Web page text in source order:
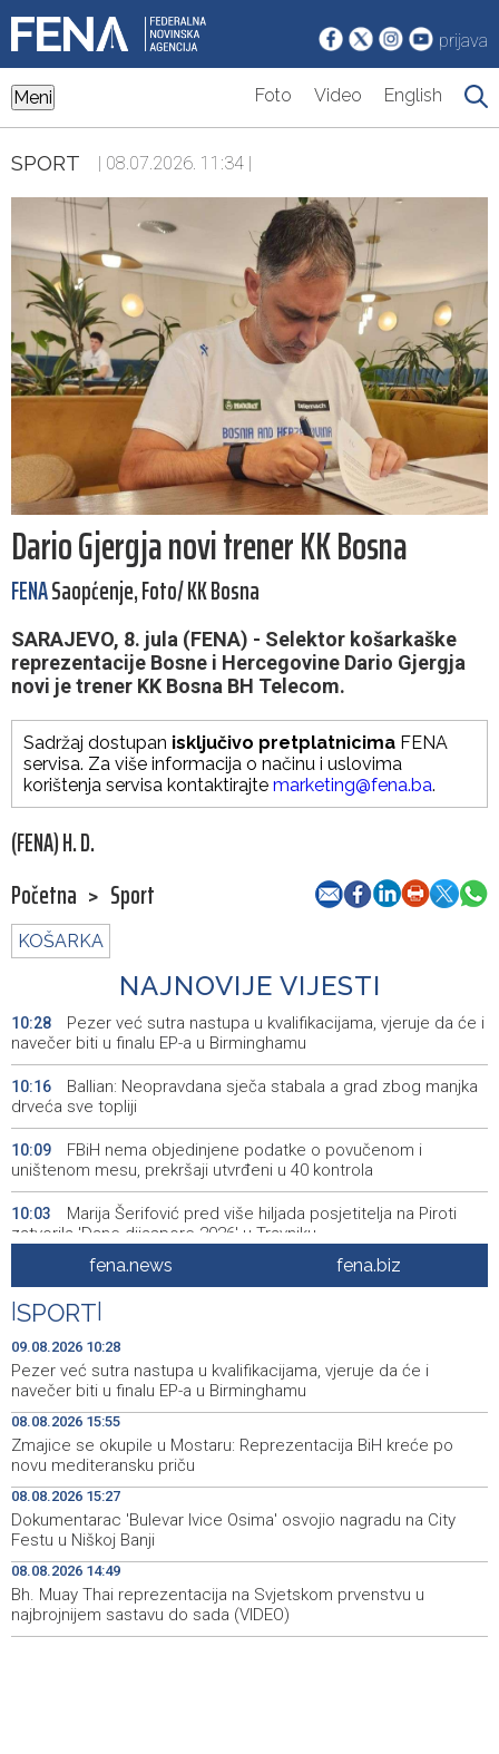
prijava
Meni Foto Video English
SPORT | 08.07.2026. 11:34 |
Dario Gjergja novi trener KK Bosna
FENASaopćenje, Foto/ KK Bosna
SARAJEVO, 8. jula (FENA) - Selektor košarkaške
reprezentacije Bosne i Hercegovine Dario Gjergja
novi je trener KK Bosna BH Telecom.
Sadržaj dostupan isključivo pretplatnicima FENA
servisa. Za više informacija o načinu i uslovima
korištenja servisa kontaktirajte marketing@fena.ba.
(FENA) H. D.
Početna > Sport
KOŠARKA
NAJNOVIJE VIJESTI
10:28
Pezer već sutra nastupa u kvalifikacijama, vjeruje da će i
navečer biti u finalu EP-a u Birminghamu
10:16
Ballian: Neopravdana sječa stabala a grad zbog manjka
drveća sve topliji
10:09
FBiH nema objedinjene podatke o povučenom i
uništenom mesu, prekršaji utvrđeni u 40 kontrola
10:03
Marija Šerifović pred više hiljada posjetitelja na Piroti
zatvorila 'Dane dijaspore 2026' u Travniku
Kušljugić: Sprječavanje dehidracije i pregrijavanja ključni
za očuvanje zdravlja srca tokom vrućina
09:27
U jami 'Raspotočje' petu noć prenoćilo devet zeničkih
rudara
Gosti iz regiona okupirali Jahorinu, mnogi zbog popusta
umjesto mora izabrali planinu
09:17
Požar kod Konjica lokaliziran, vatrogasci i dalje na
terenu
09:09
U Stupama održan prvi „Gastro Livno“: Više od 20 jela
predstavilo raznolikost livanjske gastronomije
09:05 Pretežno sunčano jutro u BiH, u Mostaru 29 stepeni
fena.news fena.biz
SPORT
09.08.2026 10:28
Pezer već sutra nastupa u kvalifikacijama, vjeruje da će i
navečer biti u finalu EP-a u Birminghamu
08.08.2026 15:55
Zmajice se okupile u Mostaru: Reprezentacija BiH kreće po
novu mediteransku priču
08.08.2026 15:27
Dokumentarac 'Bulevar Ivice Osima' osvojio nagradu na City
Festu u Niškoj Banji
08.08.2026 14:49
Bh. Muay Thai reprezentacija na Svjetskom prvenstvu u
najbrojnijem sastavu do sada (VIDEO)